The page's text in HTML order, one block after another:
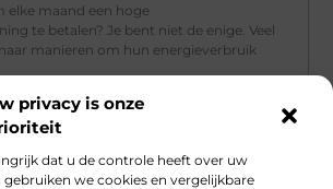
privacy is onze
dat u de controle heeft over uw
we cookies en vergelijkbare
elke maand een hoge
te betalen? Je bent niet de enige. Veel
manieren om hun energieverbruik